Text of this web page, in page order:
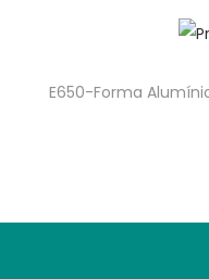
E650-Forma